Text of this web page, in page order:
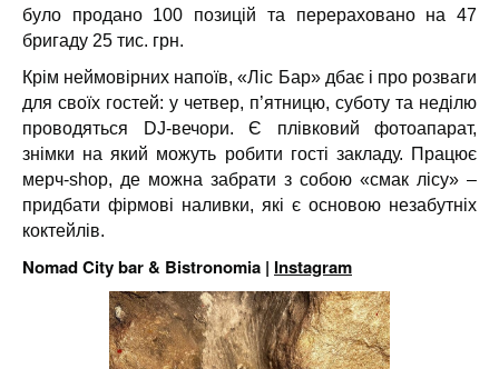
було продано 100 позицій та перераховано на 47
бригаду 25 тис. грн.
Крім неймовірних напоїв, «Ліс Бар» дбає і про розваги
для своїх гостей: у четвер, п’ятницю, суботу та неділю
проводяться DJ-вечори. Є плівковий фотоапарат,
знімки на який можуть робити гості закладу. Працює
мерч-shop, де можна забрати з собою «смак лісу» –
придбати фірмові наливки, які є основою незабутніх
коктейлів.
Nomad City bar & Bistronomia | Instagram